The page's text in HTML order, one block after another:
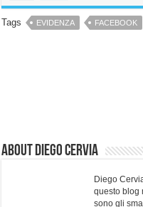
Tags EVIDENZA FACEBOOK
About Diego Cervia
Diego
questo blog
sono gli